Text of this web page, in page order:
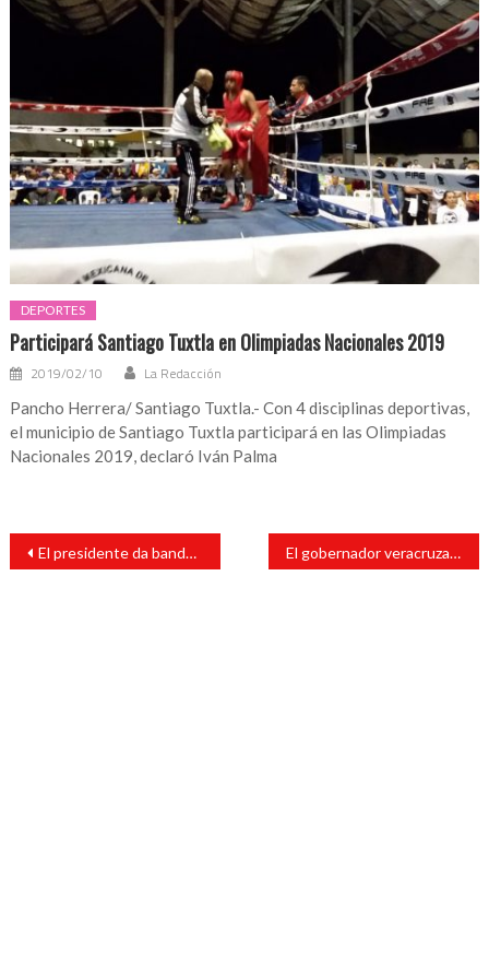
DEPORTES
Participará Santiago Tuxtla en Olimpiadas Nacionales 2019
2019/02/10 La Redacción
Pancho Herrera/ Santiago Tuxtla.- Con 4 disciplinas deportivas,
el municipio de Santiago Tuxtla participará en las Olimpiadas
Nacionales 2019, declaró Iván Palma
Navegación
entradas
El presidente da banderazo por inicio de ciclo escolar y regreso a clases presenciales El gobernador veracruzano y la titular de la SEP encabezan ceremonia de ciclo escolar 2021- 2022